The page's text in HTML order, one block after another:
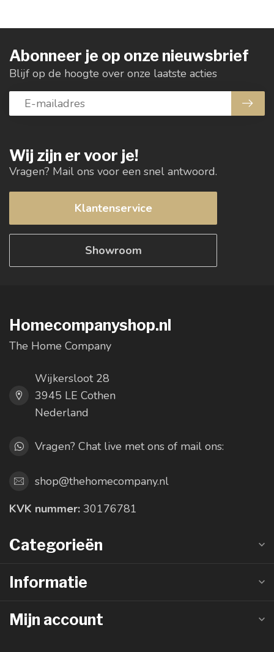
Wij zijn er voor je!
Vragen? Mail ons voor een snel antwoord.
Klantenservice
Showroom
Abonneer je op onze nieuwsbrief
Blijf op de hoogte over onze laatste acties
Homecompanyshop.nl
The Home Company
Wijkersloot 28
3945 LE Cothen
Nederland
Vragen? Chat live met ons of mail ons:
shop@thehomecompany.nl
KVK nummer: 30176781
Categorieën
Informatie
Mijn account